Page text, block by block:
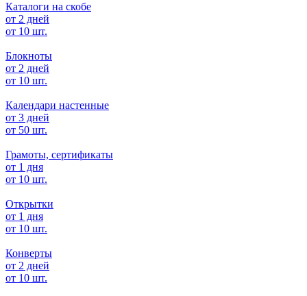
Каталоги на скобе
от 2 дней
от 10 шт.
Блокноты
от 2 дней
от 10 шт.
Календари настенные
от 3 дней
от 50 шт.
Грамоты, сертификаты
от 1 дня
от 10 шт.
Открытки
от 1 дня
от 10 шт.
Конверты
от 2 дней
от 10 шт.